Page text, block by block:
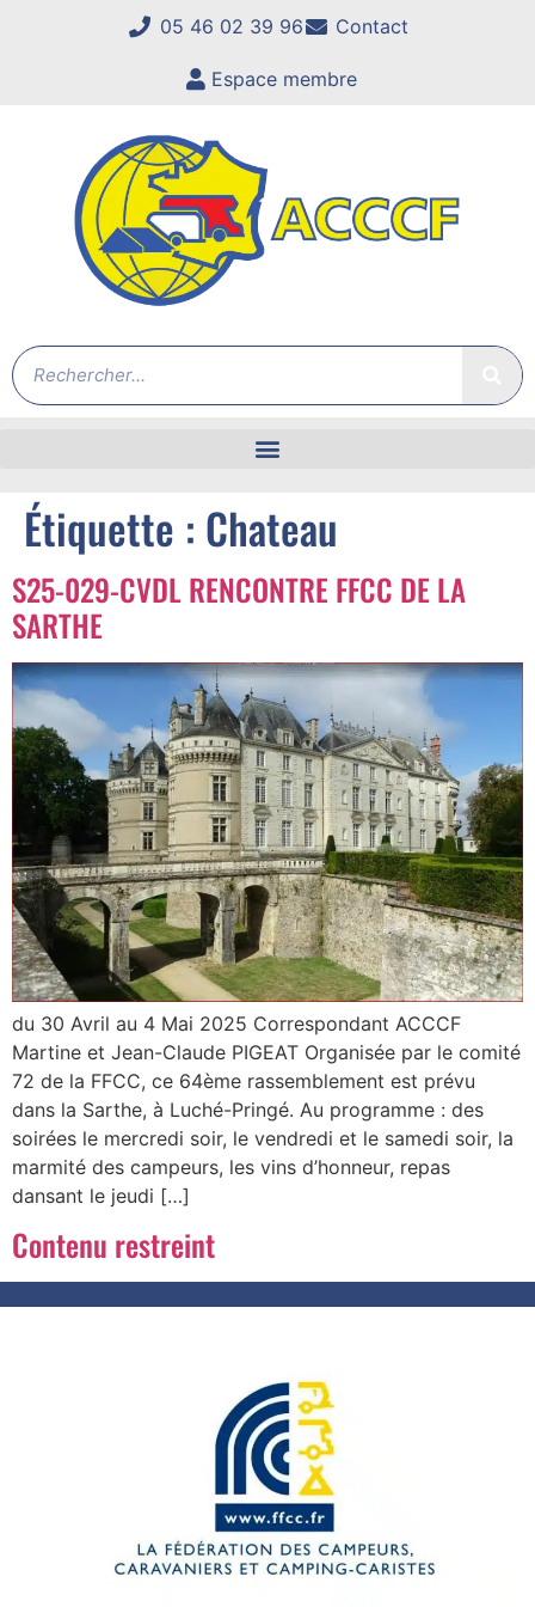
05 46 02 39 96 Contact
Espace membre
Étiquette : Chateau
S25-029-CVDL RENCONTRE FFCC DE LA
SARTHE
du 30 Avril au 4 Mai 2025 Correspondant ACCCF
Martine et Jean-Claude PIGEAT Organisée par le comité
72 de la FFCC, ce 64ème rassemblement est prévu
dans la Sarthe, à Luché-Pringé. Au programme : des
soirées le mercredi soir, le vendredi et le samedi soir, la
marmité des campeurs, les vins d’honneur, repas
dansant le jeudi […]
Contenu restreint